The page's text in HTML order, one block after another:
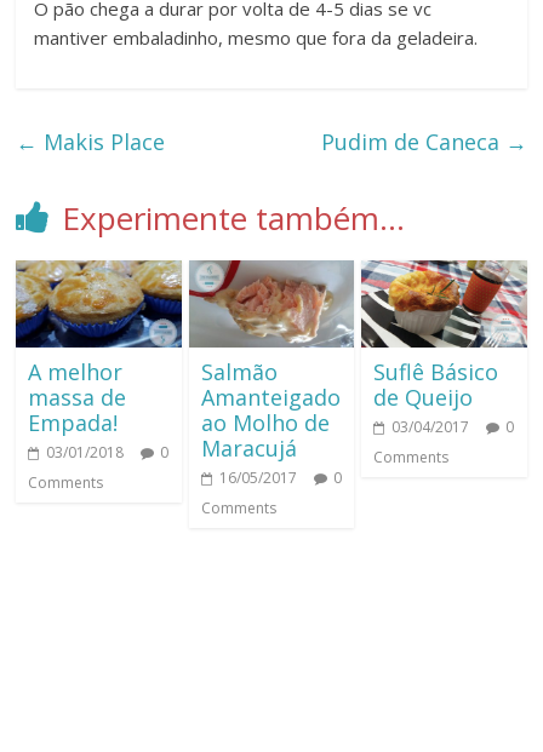
O pão chega a durar por volta de 4-5 dias se vc
mantiver embaladinho, mesmo que fora da geladeira.
← Makis Place Pudim de Caneca →
Experimente também...
A melhor
massa de
Empada!
03/01/2018
0
Comments
Salmão
Amanteigado
ao Molho de
Maracujá
16/05/2017
0
Comments
Suflê Básico
de Queijo
03/04/2017
0
Comments